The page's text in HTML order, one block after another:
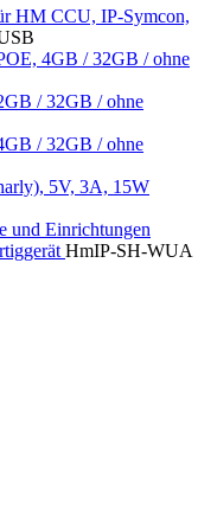
HM CCU, IP-Symcon,
4GB / 32GB / ohne
/ 32GB / ohne
/ 32GB / ohne
5V, 3A, 15W
und Einrichtungen
HmIP-SH-WUA